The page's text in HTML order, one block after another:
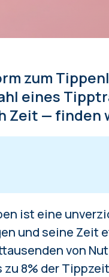
zum
eines
Zeit — finden
einen
eine Online-
Erwachsene
Trainer zur
— ein
ist eine
und seine Zeit
von
8% der